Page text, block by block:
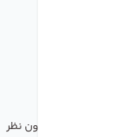
بدون نظر